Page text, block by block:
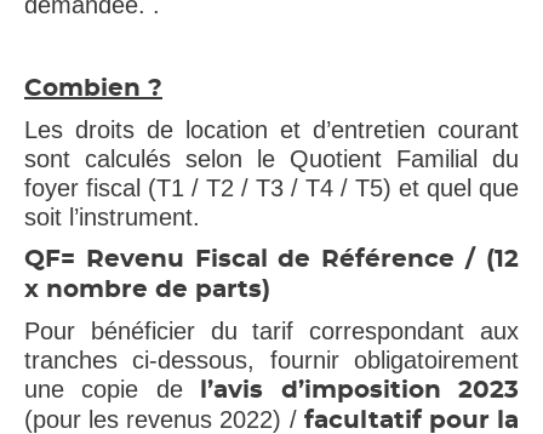
Combien ?
Les droits de location et d’entretien courant
sont calculés selon le Quotient Familial du
foyer fiscal (T1 / T2 / T3 / T4 / T5) et quel que
soit l’instrument.
QF= Revenu Fiscal de Référence / (12
x nombre de parts)
Pour bénéficier du tarif correspondant aux
tranches ci-dessous, fournir obligatoirement
une copie de
l’avis d’imposition 2023
(pour les revenus 2022) / facultatif pour la